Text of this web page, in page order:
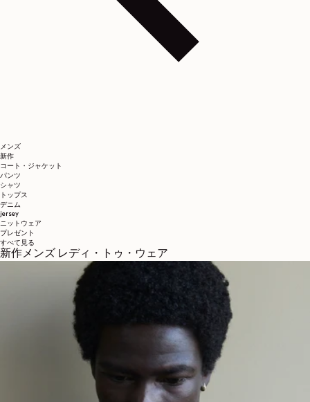
メンズ
新作
コート・ジャケット
パンツ
シャツ
トップス
デニム
jersey
ニットウェア
プレゼント
すべて見る
新作メンズ レディ・トゥ・ウェア